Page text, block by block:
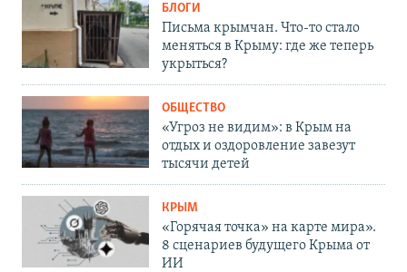
БЛОГИ
Письма крымчан. Что-то стало
меняться в Крыму: где же теперь
укрыться?
ОБЩЕСТВО
«Угроз не видим»: в Крым на
отдых и оздоровление завезут
тысячи детей
КРЫМ
«Горячая точка» на карте мира».
8 сценариев будущего Крыма от
ИИ